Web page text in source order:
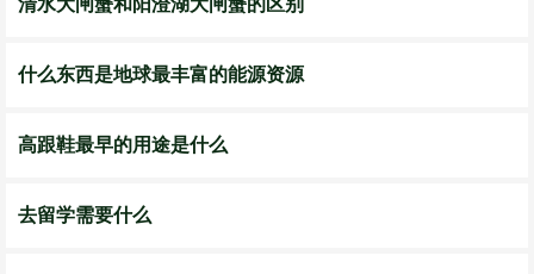
清水大闸蟹和阳澄湖大闸蟹的区别
什么东西是地球最丰富的能源资源
高跟鞋最早的用途是什么
去留学需要什么